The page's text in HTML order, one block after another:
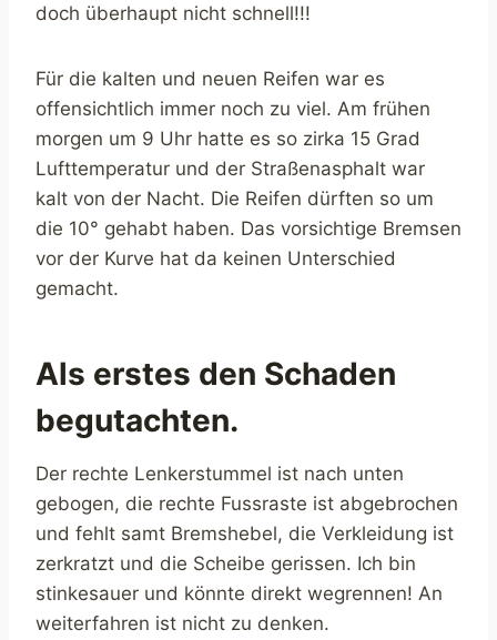
doch überhaupt nicht schnell!!!
Für die kalten und neuen Reifen war es
offensichtlich immer noch zu viel. Am frühen
morgen um 9 Uhr hatte es so zirka 15 Grad
Lufttemperatur und der Straßenasphalt war
kalt von der Nacht. Die Reifen dürften so um
die 10° gehabt haben. Das vorsichtige Bremsen
vor der Kurve hat da keinen Unterschied
gemacht.
Als erstes den Schaden
begutachten.
Der rechte Lenkerstummel ist nach unten
gebogen, die rechte Fussraste ist abgebrochen
und fehlt samt Bremshebel, die Verkleidung ist
zerkratzt und die Scheibe gerissen. Ich bin
stinkesauer und könnte direkt wegrennen! An
weiterfahren ist nicht zu denken.